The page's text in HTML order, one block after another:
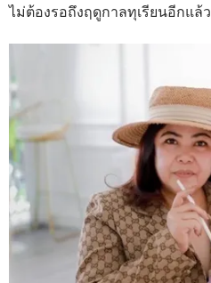
ไม่ต้องรอถึงฤดูกาลทุเรียนอีกแล้ว